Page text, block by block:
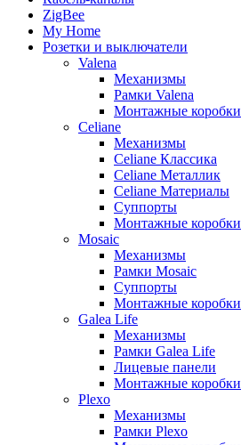
ZigBee
My Home
Розетки и выключатели
Valena
Механизмы
Рамки Valena
Монтажные коробки
Celiane
Механизмы
Celiane Классика
Celiane Металлик
Celiane Материалы
Суппорты
Монтажные коробки
Mosaic
Механизмы
Рамки Mosaic
Суппорты
Монтажные коробки
Galea Life
Механизмы
Рамки Galea Life
Лицевые панели
Монтажные коробки
Plexo
Механизмы
Рамки Plexo